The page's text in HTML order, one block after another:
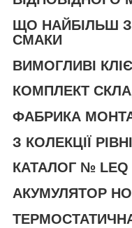
ЩО НАЙБІЛЬШ
СМАКИ
ВИМОГЛИВІ
КОМПЛЕКТ
ФАБРИКА
З КОЛЕКЦІЇ
КАТАЛОГ № LEQ
АКУМУЛЯТОР